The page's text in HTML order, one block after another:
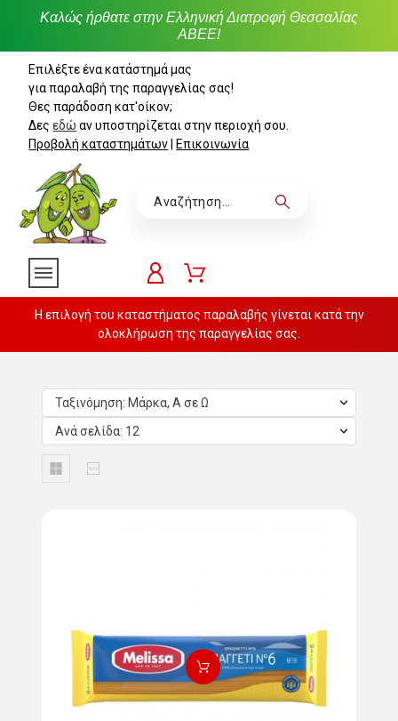
Καλώς ήρθατε στην Ελληνική Διατροφή Θεσσαλίας
ΑΒΕΕ!
Επιλέξτε ένα κατάστημά μας
για παραλαβή της παραγγελίας σας!
Θες παράδοση κατ'οίκον;
Δεςεδώ αν υποστηρίζεται στην περιοχή σου.
Προβολή καταστημάτων
Επικοινωνία
Η επιλογή του καταστήματος παραλαβής γίνεται κατά την
ολοκλήρωση της παραγγελίας σας.
Ταξινόμηση: Μάρκα, Α σε Ω
Ανά σελίδα: 12